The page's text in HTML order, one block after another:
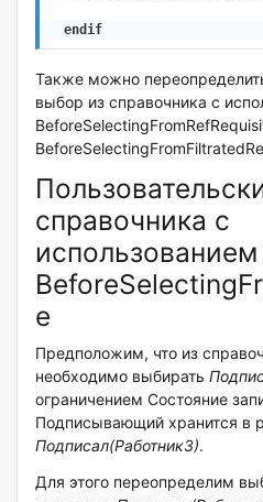
endif
Также можно
выбор из справочника с
справочника с
e
Предположим, что из
необходимо выбирать
ограничением Состояние
Подписывающий хранится в
Подписал(Работник3).
Для этого переопределим